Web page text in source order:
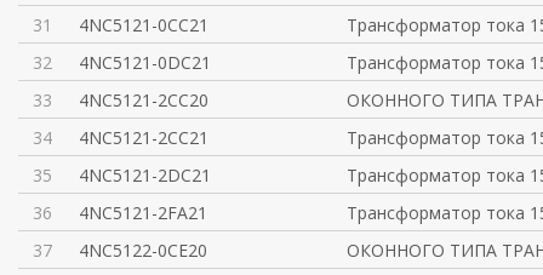
31
4NC5121-0CC21
Трансформатор тока
32
4NC5121-0DC21
Трансформатор тока
33
4NC5121-2CC20
ОКОННОГО ТИПА
34
4NC5121-2CC21
Трансформатор тока
35
4NC5121-2DC21
Трансформатор тока
36
4NC5121-2FA21
Трансформатор тока
37
4NC5122-0CE20
ОКОННОГО ТИПА